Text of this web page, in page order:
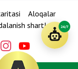
Aloqalar
shartlari 24/7